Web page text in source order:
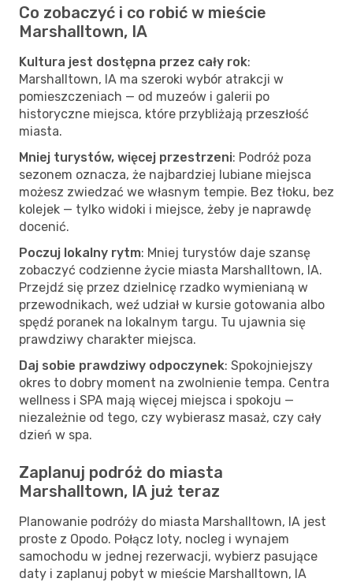
Co zobaczyć i co robić w mieście
Marshalltown, IA
Kultura jest dostępna przez cały rok:
Marshalltown, IA ma szeroki wybór atrakcji w
pomieszczeniach — od muzeów i galerii po
historyczne miejsca, które przybliżają przeszłość
miasta.
Mniej turystów, więcej przestrzeni: Podróż poza
sezonem oznacza, że najbardziej lubiane miejsca
możesz zwiedzać we własnym tempie. Bez tłoku, bez
kolejek — tylko widoki i miejsce, żeby je naprawdę
docenić.
Poczuj lokalny rytm: Mniej turystów daje szansę
zobaczyć codzienne życie miasta Marshalltown, IA.
Przejdź się przez dzielnicę rzadko wymienianą w
przewodnikach, weź udział w kursie gotowania albo
spędź poranek na lokalnym targu. Tu ujawnia się
prawdziwy charakter miejsca.
Daj sobie prawdziwy odpoczynek: Spokojniejszy
okres to dobry moment na zwolnienie tempa. Centra
wellness i SPA mają więcej miejsca i spokoju —
niezależnie od tego, czy wybierasz masaż, czy cały
dzień w spa.
Zaplanuj podróż do miasta
Marshalltown, IA już teraz
Planowanie podróży do miasta Marshalltown, IA jest
proste z Opodo. Połącz loty, nocleg i wynajem
samochodu w jednej rezerwacji, wybierz pasujące
daty i zaplanuj pobyt w mieście Marshalltown, IA